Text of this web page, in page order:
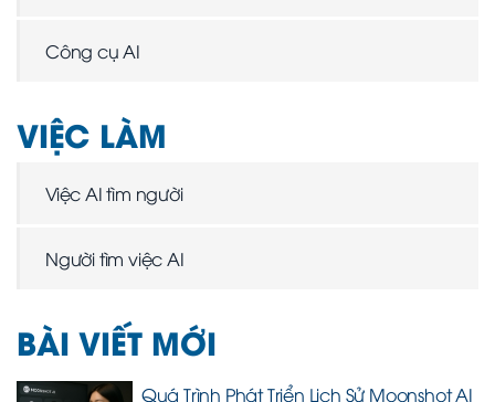
Công cụ AI
VIỆC LÀM
Việc AI tìm người
Người tìm việc AI
BÀI VIẾT MỚI
Quá Trình Phát Triển Lịch Sử Moonshot AI